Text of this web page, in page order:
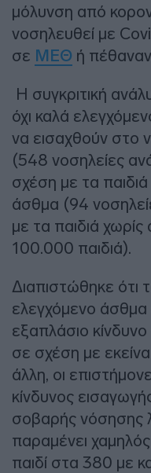
μόλυνση από
νοσηλευθεί με
σε ΜΕΘ ή
Η συγκριτική
όχι καλά
να εισαχθούν στο
(548 νοσηλείες
σχέση με τα
άσθμα (94
με τα παιδιά
100.000 παιδιά).
Διαπιστώθηκε ότι
ελεγχόμενο άσθμα
εξαπλάσιο
σε σχέση με
άλλη, οι
κίνδυνος
σοβαρής νόσησης
παραμένει χαμηλός
παιδί στα 380 με